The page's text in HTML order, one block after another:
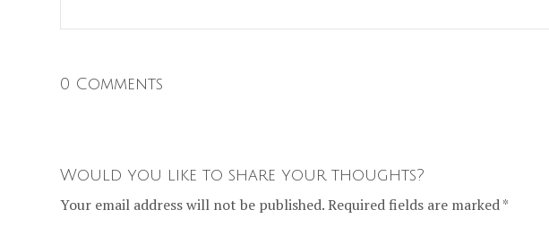
0 Comments
Would you like to share your thoughts?
Your email address will not be published. Required fields are marked *